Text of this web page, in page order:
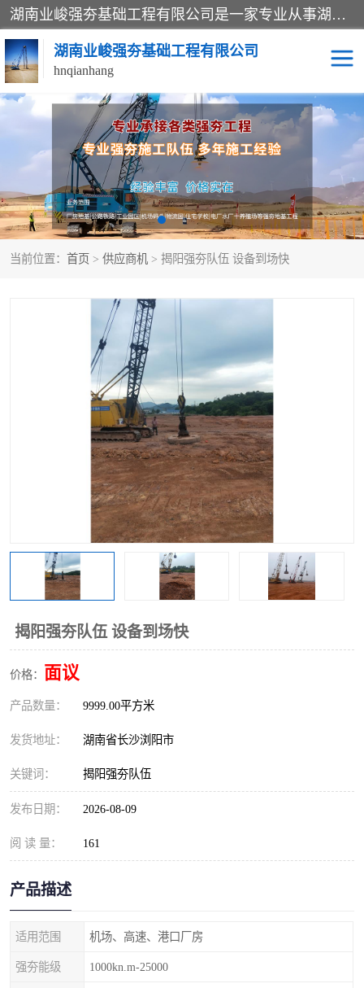
湖南业峻强夯基础工程有限公司是一家专业从事湖南强夯基础工程、强夯机租赁，地基处理的施工单位。业务覆盖：湖南、广东，江西等地。可承接1000KN.m-25000KN.m强夯（置换）工程。公司创始人是国内较早期从事强夯施工的建设者，经过多年的一步一个脚印的发展，在行业内具有较高的度和良好的口碑。
湖南业峻强夯基础工程有限公司
hnqianhang
当前位置： 首页 > 供应商机 > 揭阳强夯队伍 设备到场快
揭阳强夯队伍 设备到场快
价格： 面议
产品数量： 9999.00平方米
发货地址： 湖南省长沙浏阳市
关键词： 揭阳强夯队伍
发布日期： 2026-08-09
阅 读 量： 161
产品描述
适用范围 机场、高速、港口厂房
强夯能级 1000kn.m-25000
强夯施工案例 强夯机租赁
强夯施工工程 强夯施工队伍
强夯队伍